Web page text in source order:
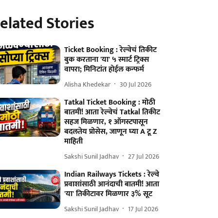
Stories
Ticket Booking : रेल्वेचं तिकीट
बुक करताना 'या' ५ स्मार्ट ट्रिक्स
वापरा; मिनिटांत होईल कन्फर्म
Alisha Khedekar 30 Jul 2026
Tatkal Ticket Booking : मोठी
बातमी! आता रेल्वेचं Tatkal तिकीट
सहज मिळणार, १ ऑगस्टपासून
बदलतेय प्रोसेस, जाणून घ्या A टू Z
माहिती
Sakshi Sunil Jadhav 27 Jul 2026
Indian Railways Tickets : रेल्वे
प्रवाशांसाठी आनंदाची बातमी! आता
'या' तिकीटावर मिळणार ३% सूट
Sakshi Sunil Jadhav 17 Jul 2026